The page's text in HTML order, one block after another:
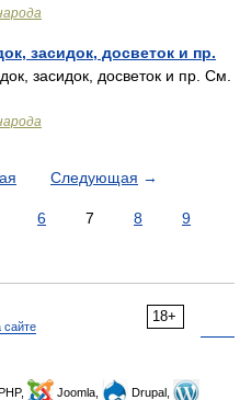
засидок, досветок и пр.
засидок, досветок и пр. См.
Следующая →
6 7 8
9
18+
сайте
Joomla,
Drupal,